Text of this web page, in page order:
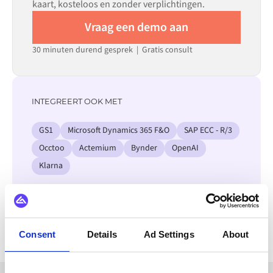
Consent Details Ad Settings About
kaart, kosteloos en zonder verplichtingen.
Vraag een demo aan
30 minuten durend gesprek | Gratis consult
INTEGREERT OOK MET
GS1 Microsoft Dynamics 365 F&O
SAP ECC - R/3
Occtoo
Actemium Bynder
OpenAI
Klarna